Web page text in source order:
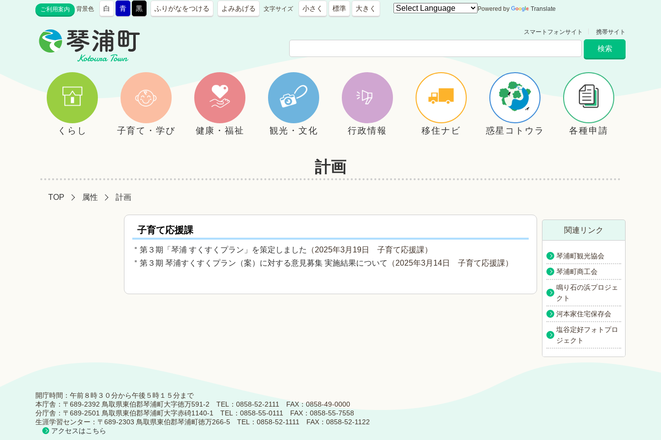
ご利用案内 背景色 白 青 黒 ふりがなをつける よみあげる 文字サイズ 小さく 標準 大きく Powered by Translate
スマートフォンサイト 携帯サイト
くらし 子育て・学び 健康・福祉 観光・文化 行政情報 移住ナビ 惑星コトウラ 各種申請
計画
TOP 属性 計画
子育て応援課
第３期「琴浦 すくすくプラン」を策定しました （2025年3月19日 子育て応援課）
第３期 琴浦すくすくプラン（案）に対する意見募集 実施結果について
（2025年3月14日 子育て応援課）
関連リンク
琴浦町観光協会
琴浦町商工会
鳴り石の浜プロジェ
クト
河本家住宅保存会
塩谷定好フォトプロ
ジェクト
開庁時間：午前８時３０分から午後５時１５分まで
本庁舎：〒689-2392 鳥取県東伯郡琴浦町大字徳万591-2 TEL：0858-52-2111 FAX：0858-49-0000
分庁舎：〒689-2501 鳥取県東伯郡琴浦町大字赤碕1140-1 TEL：0858-55-0111 FAX：0858-55-7558
生涯学習センター：〒689-2303 鳥取県東伯郡琴浦町徳万266-5 TEL：0858-52-1111 FAX：0858-52-1122
アクセスはこちら